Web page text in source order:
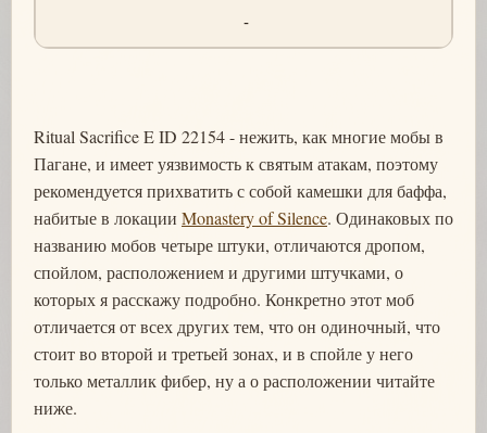
-
Ritual Sacrifice E ID 22154 - нежить, как многие мобы в
Пагане, и имеет уязвимость к святым атакам, поэтому
рекомендуется прихватить с собой камешки для баффа,
набитые в локации Monastery of Silence. Одинаковых по
названию мобов четыре штуки, отличаются дропом,
спойлом, расположением и другими штучками, о
которых я расскажу подробно. Конкретно этот моб
отличается от всех других тем, что он одиночный, что
стоит во второй и третьей зонах, и в спойле у него
только металлик фибер, ну а о расположении читайте
ниже.